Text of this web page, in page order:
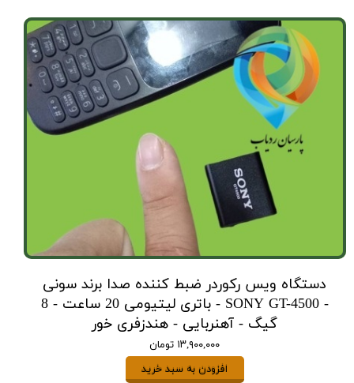
دستگاه ویس رکوردر ضبط کننده صدا برند سونی
- SONY GT-4500 - باتری لیتیومی 20 ساعت - 8
گیگ - آهنربایی - هندزفری خور
۱۳,۹۰۰,۰۰۰ تومان
افزودن به سبد خرید